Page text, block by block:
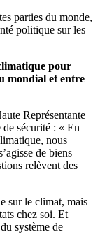
parties du monde,
politique sur les
pour
mondial et entre
Représentante
sécurité : « En
nous
de biens
relèvent des
sur le climat, mais
chez soi. Et
système de